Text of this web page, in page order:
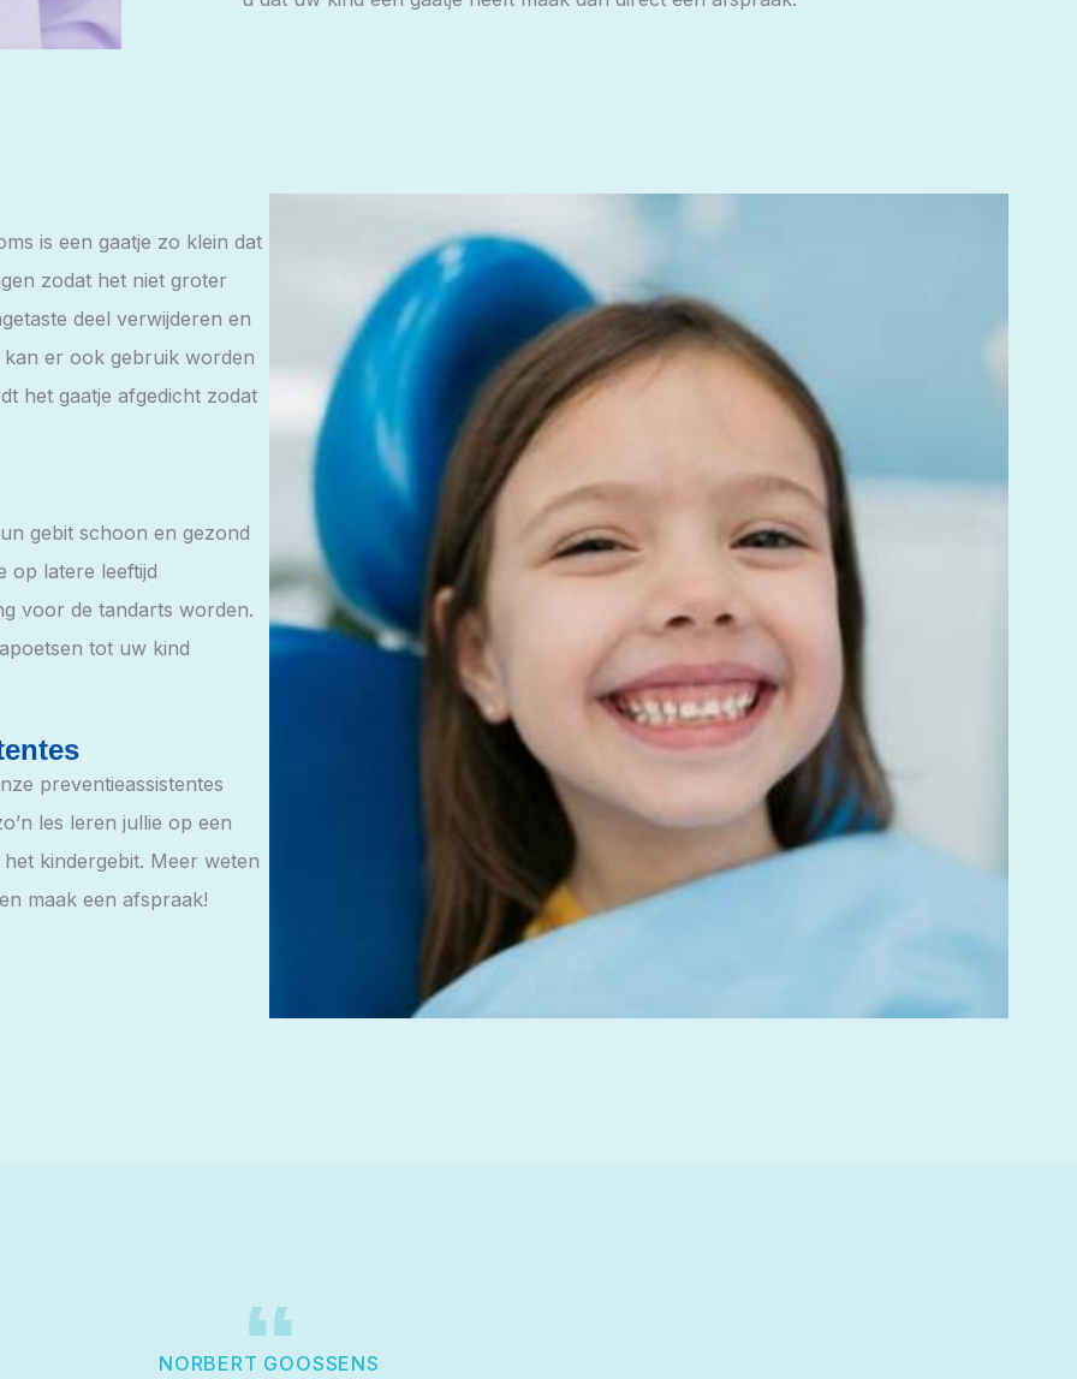
is een gaatje zo klein dat
zodat het niet groter
deel verwijderen en
er ook gebruik worden
het gaatje afgedicht zodat
gebit schoon en gezond
op latere leeftijd
voor de tandarts worden.
tot uw kind
preventieassistentes
les leren jullie op een
kindergebit. Meer weten
maak een afspraak!
“
NORBERT GOOSSENS